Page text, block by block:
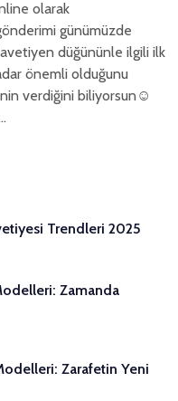
olarak
günümüzde
düğününle ilgili ilk
önemli olduğunu
verdiğini biliyorsun☺
Trendleri 2025
Zamanda
Zarafetin Yeni